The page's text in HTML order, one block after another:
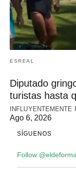
ESREAL
Diputado
turistas hasta
INFLUYENTEMENTE
Ago 6, 2026
SÍGUENOS
Follow